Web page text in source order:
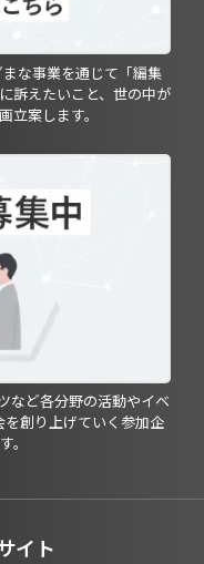
な事業を通じて「編集
訴えたいこと、世の中が
立案します。
など各分野の活動やイベ
創り上げていく参加企
。
イト